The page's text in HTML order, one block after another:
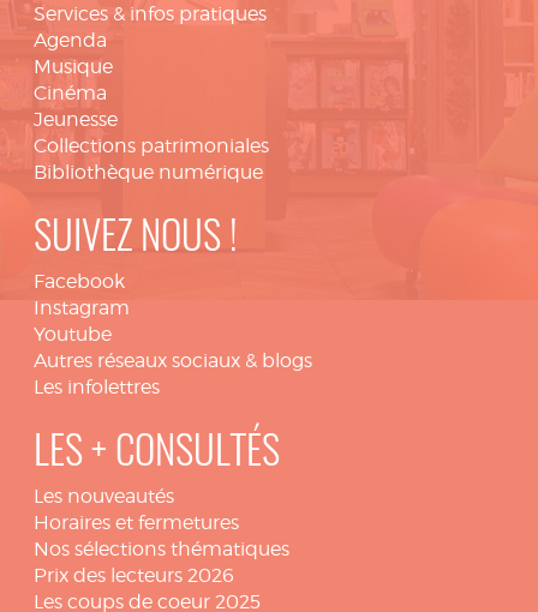
Services & infos pratiques
Agenda
Musique
Cinéma
Jeunesse
Collections patrimoniales
Bibliothèque numérique
SUIVEZ NOUS !
Facebook
Instagram
Youtube
Autres réseaux sociaux & blogs
Les infolettres
LES + CONSULTÉS
Les nouveautés
Horaires et fermetures
Nos sélections thématiques
Prix des lecteurs 2026
Les coups de coeur 2025